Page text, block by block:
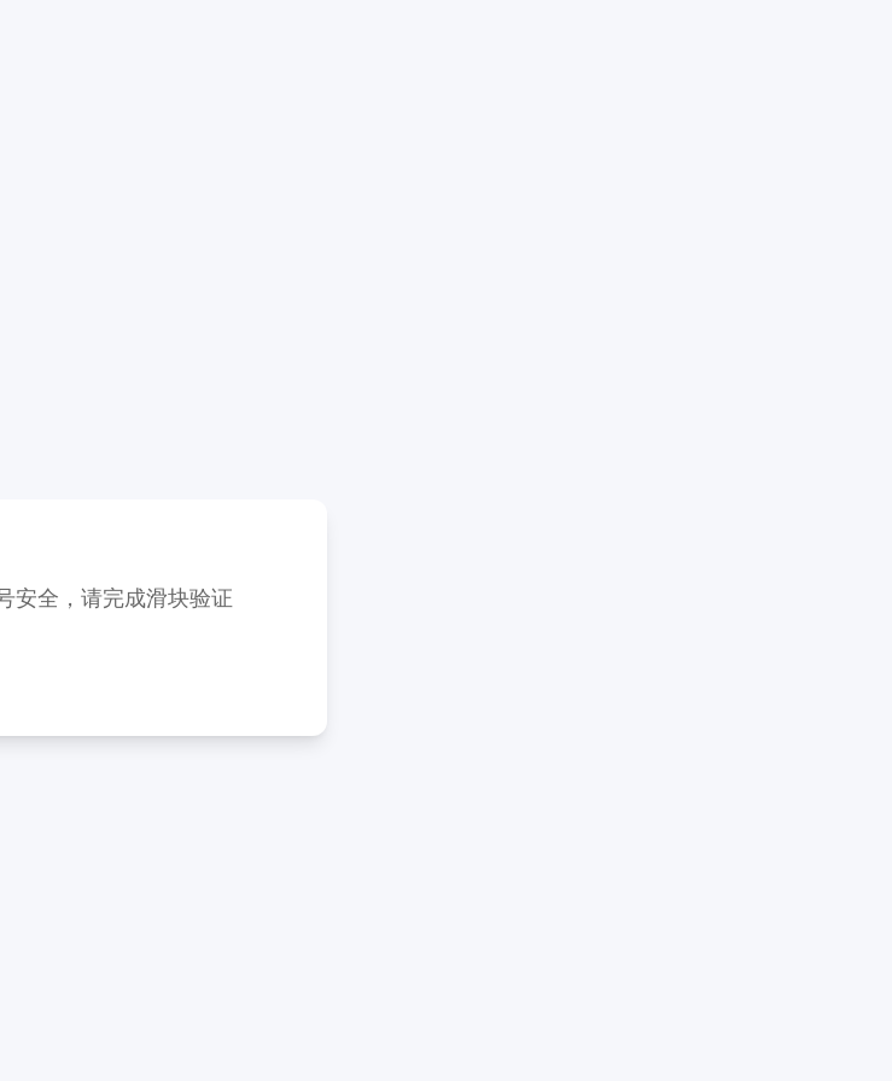
安全，请完成滑块验证